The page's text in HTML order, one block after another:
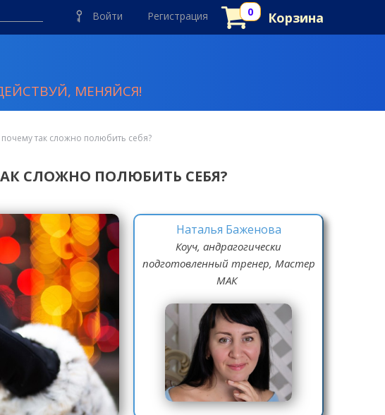
Войти Регистрация Корзина
МЕНЯЙСЯ!
так сложно полюбить себя?
СЛОЖНО ПОЛЮБИТЬ СЕБЯ?
Наталья Баженова
Коуч, андрагогически
подготовленный тренер, Мастер
МАК